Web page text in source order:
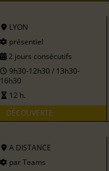
LYON
présentiel
2 jours consécutifs
9h30-12h30 / 13h30-
16h30
12 h.
DÉCOUVERTE
A DISTANCE
par Teams